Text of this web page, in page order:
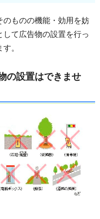
のものの機能・効用を妨
て広告物の設置を行っ
。
の設置はできませ